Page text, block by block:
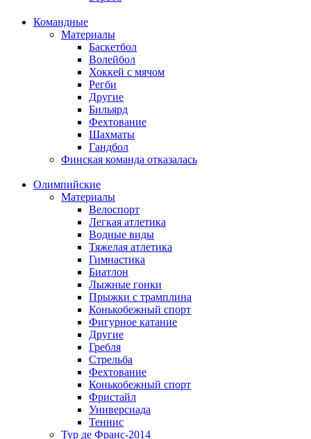
Командные
Материалы
Баскетбол
Волейбол
Хоккей с мячом
Регби
Другие
Бильярд
Фехтование
Шахматы
Гандбол
Финская команда отказалась
Олимпийские
Материалы
Велоспорт
Легкая атлетика
Водные виды
Тяжелая атлетика
Гимнастика
Биатлон
Лыжные гонки
Прыжки с трамплина
Конькобежный спорт
Фигурное катание
Другие
Гребля
Стрельба
Фехтование
Конькобежный спорт
Фристайл
Универсиада
Теннис
Тур де Франс-2014